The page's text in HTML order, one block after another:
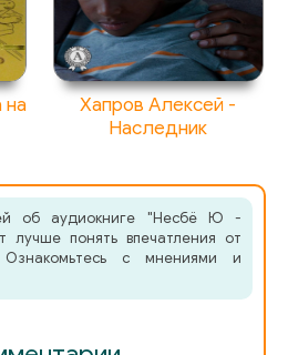
Belkesgate_17_marta_2000_goda
на
Хапров Алексей -
Наследник
об аудиокниге "Несбё Ю -
лучше понять впечатления от
с мнениями и